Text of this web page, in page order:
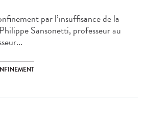
par l’insuffisance de la
Sansonetti, professeur au